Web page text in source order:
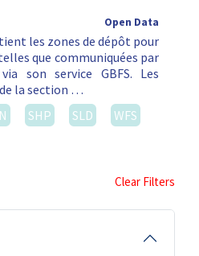
Open Data
les zones de dépôt pour
que communiquées par
son service GBFS. Les
la section …
SHP SLD
WFS
Clear Filters